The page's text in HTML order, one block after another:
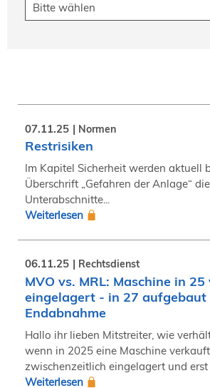
07.11.25 Normen
Restrisiken
Im Kapitel Sicherheit werden aktuell
Überschrift „Gefahren der Anlage“
Unterabschnitte...
Weiterlesen
06.11.25 Rechtsdienst
MVO vs. MRL: Maschine in
eingelagert - in 27 aufgebaut
Endabnahme
Hallo ihr lieben Mitstreiter, wie
wenn in 2025 eine Maschine
zwischenzeitlich eingelagert und erst
Weiterlesen